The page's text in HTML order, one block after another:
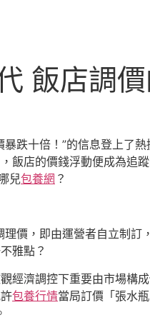
飯店調價
跌十倍！”的信息登上了
飯店的價錢浮動便成為
兒包養網 ？
價，即由運營者自立制
雅點？
經濟調控下重要由市場構
包養行情當局訂價「張水